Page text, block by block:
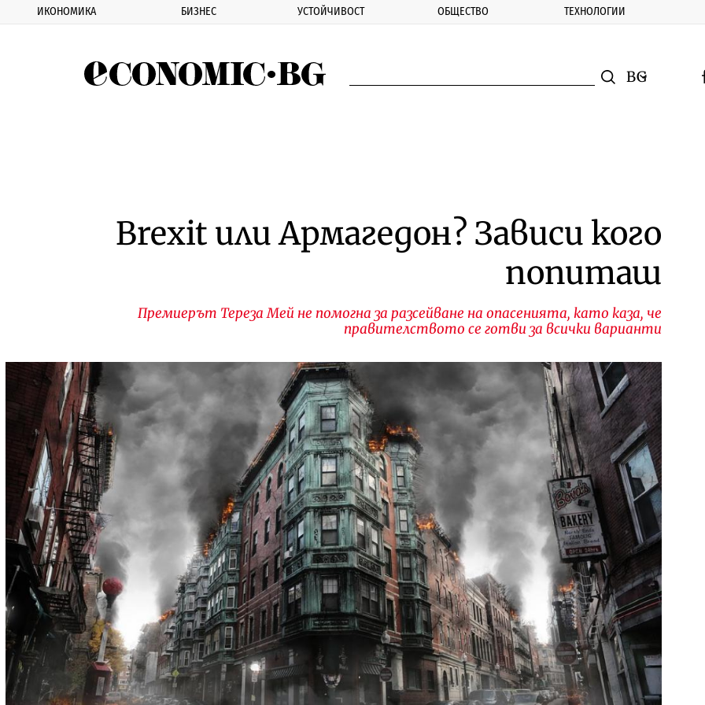
ИКОНОМИКА БИЗНЕС УСТОЙЧИВОСТ ОБЩЕСТВО ТЕХНОЛОГИИ
Смяна на
Brexit или Армагедон? Зависи кого
попиташ
Премиерът Тереза Мей не помогна за разсейване на опасенията, като каза, че
правителството се готви за всички варианти